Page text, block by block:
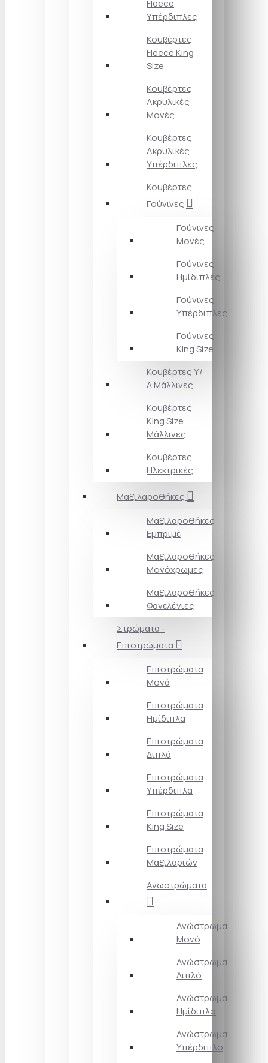
Fleece
Υπέρδιπλες
Κουβέρτες
Fleece King
Size
Κουβέρτες
Ακρυλικές
Μονές
Κουβέρτες
Ακρυλικές
Υπέρδιπλες
Κουβέρτες
Γούνινες
Γούνινες
Μονές
Γούνινες
Ημίδιπλες
Γούνινες
Υπέρδιπλες
Γούνινες
King Size
Κουβέρτες Υ/
Δ Μάλλινες
Κουβέρτες
King Size
Μάλλινες
Κουβέρτες
Ηλεκτρικές
Μαξιλαροθήκες
Μαξιλαροθήκες
Εμπριμέ
Μαξιλαροθήκες
Μονόχρωμες
Μαξιλαροθήκες
Φανελένιες
Στρώματα -
Επιστρώματα
Επιστρώματα
Μονά
Επιστρώματα
Ημίδιπλα
Επιστρώματα
Διπλά
Επιστρώματα
Υπέρδιπλα
Επιστρώματα
King Size
Επιστρώματα
Μαξιλαριών
Ανωστρώματα
Ανώστρωμα
Μονό
Ανώστρωμα
Διπλό
Ανώστρωμα
Ημίδιπλο
Ανώστρωμα
Υπέρδιπλο